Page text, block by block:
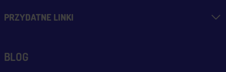
PRZYDATNE LINKI
BLOG